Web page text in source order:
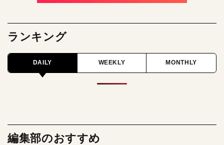
ランキング
DAILY WEEKLY MONTHLY
編集部のおすすめ